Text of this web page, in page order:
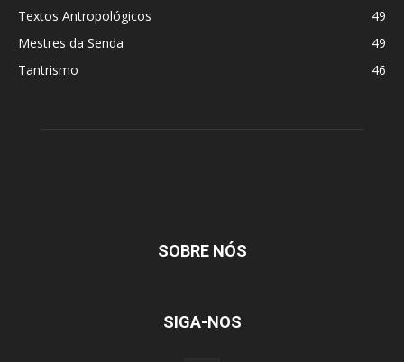
Textos Antropológicos
49
Mestres da Senda
49
Tantrismo
46
SOBRE NÓS
SIGA-NOS